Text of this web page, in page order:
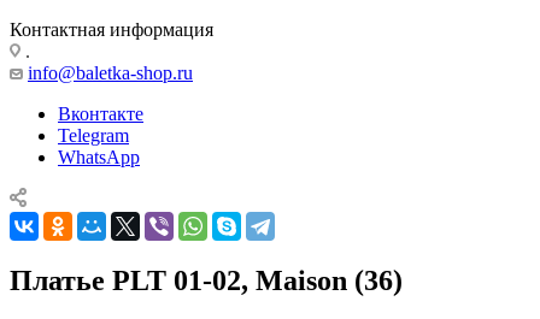
Контактная информация
.
info@baletka-shop.ru
Вконтакте
Telegram
WhatsApp
Платье PLT 01-02, Maison (36)